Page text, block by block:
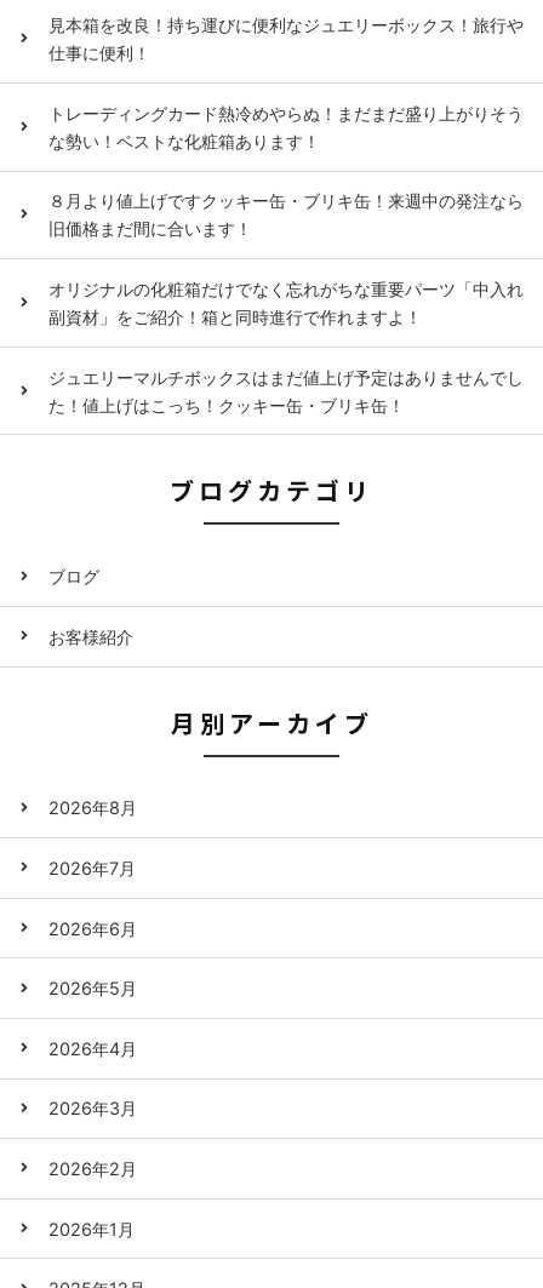
見本箱を改良！持ち運びに便利なジュエリーボックス！旅行や
仕事に便利！
トレーディングカード熱冷めやらぬ！まだまだ盛り上がりそう
な勢い！ベストな化粧箱あります！
８月より値上げですクッキー缶・ブリキ缶！来週中の発注なら
旧価格まだ間に合います！
オリジナルの化粧箱だけでなく忘れがちな重要パーツ「中入れ
副資材」をご紹介！箱と同時進行で作れますよ！
ジュエリーマルチボックスはまだ値上げ予定はありませんでし
た！値上げはこっち！クッキー缶・ブリキ缶！
ブログカテゴリ
ブログ
お客様紹介
月別アーカイブ
2026年8月
2026年7月
2026年6月
2026年5月
2026年4月
2026年3月
2026年2月
2026年1月